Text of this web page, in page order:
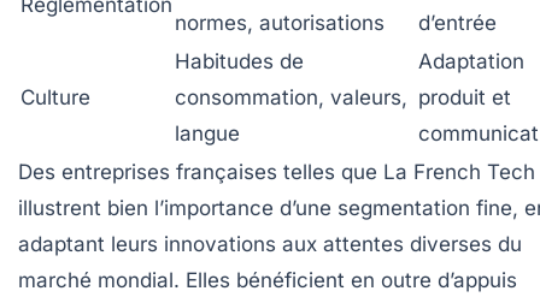
Réglementation
normes, autorisations
d’entrée
Culture
Habitudes de
consommation, valeurs,
langue
Adaptation
produit et
Des entreprises françaises telles que La French Tech
illustrent bien l’importance d’une segmentation fine,
adaptant leurs innovations aux attentes diverses du
marché mondial. Elles bénéficient en outre d’appuis